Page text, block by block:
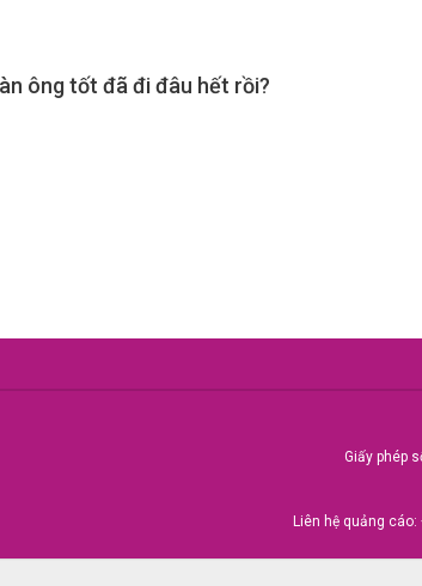
ông tốt đã đi đâu hết rồi?
Giấy phép
Liên hệ quảng cáo: